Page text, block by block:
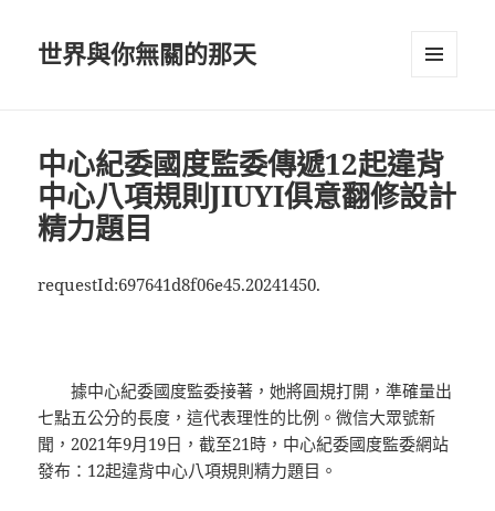
世界與你無關的那天
中心紀委國度監委傳遞12起違背
中心八項規則JIUYI俱意翻修設計
精力題目
requestId:697641d8f06e45.20241450.
據中心紀委國度監委接著，她將圓規打開，準確量出
七點五公分的長度，這代表理性的比例。微信大眾號新
聞，2021年9月19日，截至21時，中心紀委國度監委網站
發布：12起違背中心八項規則精力題目。